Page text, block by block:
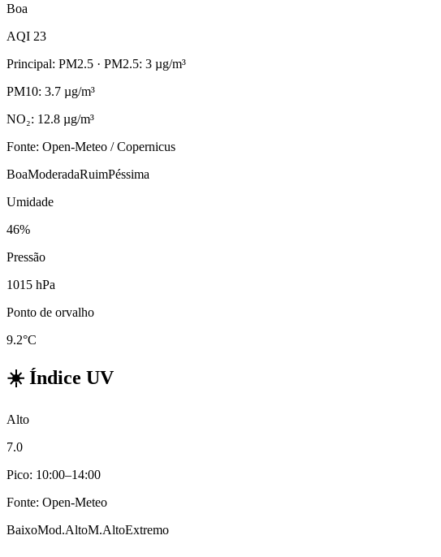
Boa
AQI 23
Principal: PM2.5 · PM2.5: 3 µg/m³
PM10: 3.7 µg/m³
NO₂: 12.8 µg/m³
Fonte: Open-Meteo / Copernicus
BoaModeradaRuimPéssima
Umidade
46%
Pressão
1015 hPa
Ponto de orvalho
9.2°C
☀️ Índice UV
Alto
7.0
Pico: 10:00–14:00
Fonte: Open-Meteo
BaixoMod.AltoM.AltoExtremo